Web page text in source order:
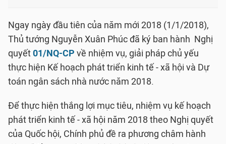
Ngay ngày đầu tiên của năm mới 2018 (1/1/2018),
Thủ tướng Nguyễn Xuân Phúc đã ký ban hành Nghị
quyết01/NQ-CP về nhiệm vụ, giải pháp chủ yếu
thực hiện Kế hoạch phát triển kinh tế - xã hội và Dự
toán ngân sách nhà nước năm 2018.
Để thực hiện thắng lợi mục tiêu, nhiệm vụ kế hoạch
phát triển kinh tế - xã hội năm 2018 theo Nghị quyết
của Quốc hội, Chính phủ đề ra phương châm hành